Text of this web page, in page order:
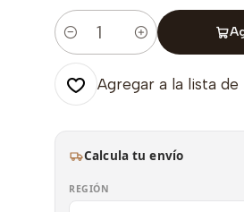
Cantidad
Agregar a la lista
Calcula tu envío
REGIÓN